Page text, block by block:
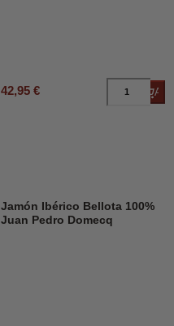
42,95 €
Jamón Ibérico Bellota 100%
Juan Pedro Domecq